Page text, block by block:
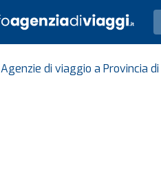
Agenzie di viaggio a Provincia